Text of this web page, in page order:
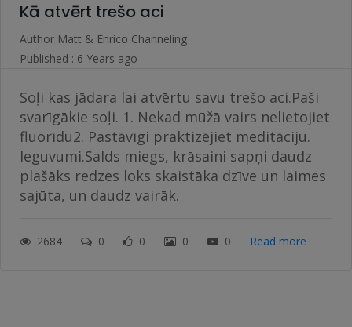
Kā atvērt trešo aci
Author Matt & Enrico Channeling
Published : 6 Years ago
Soļi kas jādara lai atvērtu savu trešo aci.Paši
svarīgākie soļi. 1. Nekad mūžā vairs nelietojiet
fluorīdu2. Pastāvīgi praktizējiet meditāciju.
Ieguvumi.Salds miegs, krāsaini sapņi daudz
plašāks redzes loks skaistāka dzīve un laimes
sajūta, un daudz vairāk.
2684 0 0 0 0 Read more